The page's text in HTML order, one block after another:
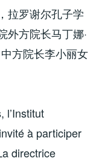
拉罗谢尔孔子学
外方院长马丁娜·
方院长李小丽女
l’Institut
à participer
directrice